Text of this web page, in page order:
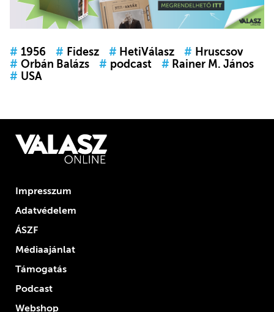
# 1956 # Fidesz # HetiVálasz # Hruscsov
# Orbán Balázs # podcast # Rainer M. János
# USA
Impresszum
Adatvédelem
ÁSZF
Médiaajánlat
Támogatás
Podcast
Webshop